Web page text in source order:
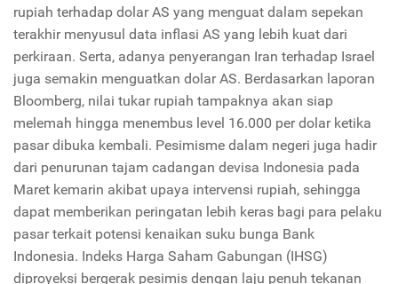
rupiah terhadap dolar AS yang menguat dalam sepekan
terakhir menyusul data inflasi AS yang lebih kuat dari
perkiraan. Serta, adanya penyerangan Iran terhadap Israel
juga semakin menguatkan dolar AS. Berdasarkan laporan
Bloomberg, nilai tukar rupiah tampaknya akan siap
melemah hingga menembus level 16.000 per dolar ketika
pasar dibuka kembali. Pesimisme dalam negeri juga hadir
dari penurunan tajam cadangan devisa Indonesia pada
Maret kemarin akibat upaya intervensi rupiah, sehingga
dapat memberikan peringatan lebih keras bagi para pelaku
pasar terkait potensi kenaikan suku bunga Bank
Indonesia. Indeks Harga Saham Gabungan (IHSG)
diproyeksi bergerak pesimis dengan laju penuh tekanan